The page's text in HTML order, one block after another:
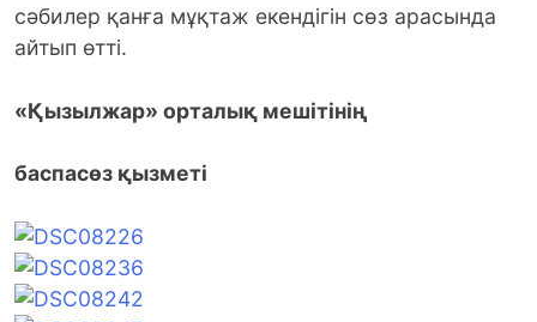
сәбилер қанға мұқтаж екендігін сөз арасында
айтып өтті.
«Қызылжар» орталық мешітінің
баспасөз қызметі